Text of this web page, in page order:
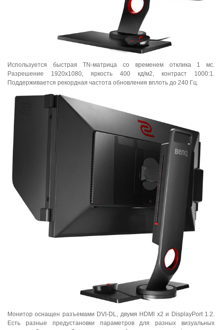
Используется быстрая TN-матрица со временем отклика 1 мс.
Разрешение 1920x1080, яркость 400 кд/м2, контраст 1000:1.
Поддерживается рекордная частота обновления вплоть до 240 Гц.
Монитор оснащен разъемами DVI-DL, двумя HDMI x2 и DisplayPort 1.2.
Есть разные предустановки параметров для разных визуальных